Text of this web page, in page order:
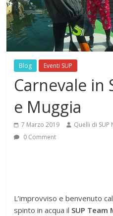
Blog Eventi SUP
Carnevale in
e Muggia
7 Marzo 2019 Quelli di SUP
0 Comment
L’improvviso e benvenuto
spinto in acqua il SUP